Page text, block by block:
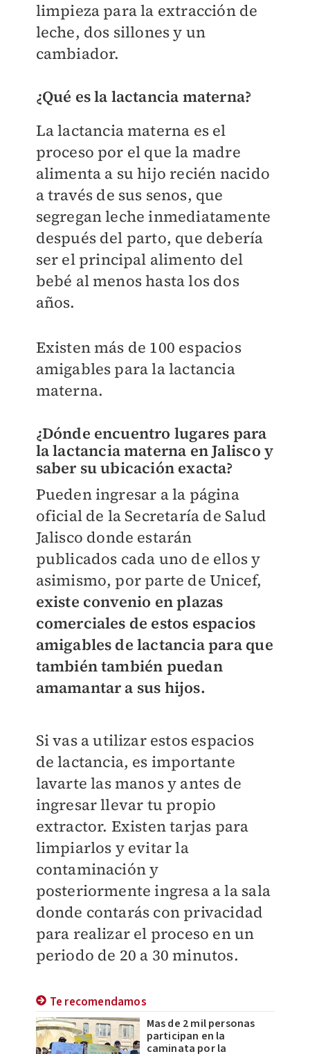
limpieza para la extracción de
leche, dos sillones y un
cambiador.
¿Qué es la lactancia materna?
La lactancia materna es el
proceso por el que la madre
alimenta a su hijo recién nacido
a través de sus senos, que
segregan leche inmediatamente
después del parto, que debería
ser el principal alimento del
bebé al menos hasta los dos
años.
Existen más de 100 espacios
amigables para la lactancia
materna.
¿Dónde encuentro lugares para
la lactancia materna en Jalisco y
saber su ubicación exacta?
Pueden ingresar a la página
oficial de la Secretaría de Salud
Jalisco donde estarán
publicados cada uno de ellos y
asimismo, por parte de Unicef,
existe convenio en plazas
comerciales de estos espacios
amigables de lactancia para que
también también puedan
amamantar a sus hijos.
Si vas a utilizar estos espacios
de lactancia, es importante
lavarte las manos y antes de
ingresar llevar tu propio
extractor. Existen tarjas para
limpiarlos y evitar la
contaminación y
posteriormente ingresa a la sala
donde contarás con privacidad
para realizar el proceso en un
periodo de 20 a 30 minutos.
Te recomendamos
Mas de 2 mil personas
participan en la
caminata por la